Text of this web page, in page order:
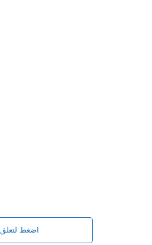
اضغط لتعلق